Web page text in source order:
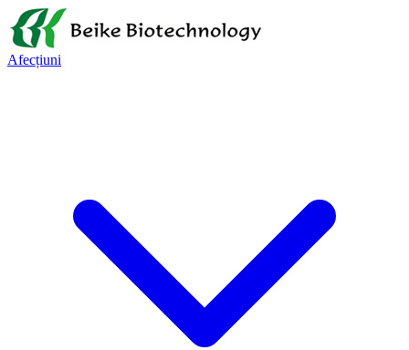
Afecțiuni